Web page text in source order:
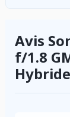
Avis
f/1.8
Hybride